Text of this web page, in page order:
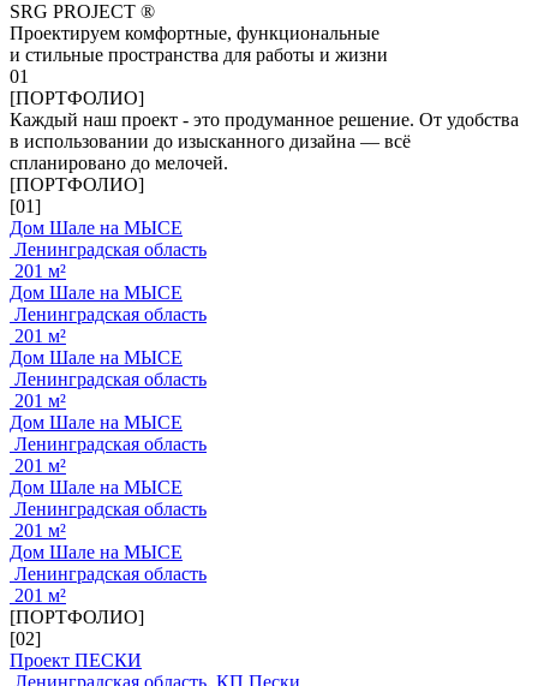
SRG PROJECT ®
Проектируем комфортные, функциональные
и стильные пространства для работы и жизни
01
[ПОРТФОЛИО]
Каждый наш проект - это продуманное решение. От удобства
в использовании до изысканного дизайна — всё
спланировано до мелочей.
[ПОРТФОЛИО]
[01]
Дом Шале на МЫСЕ
Ленинградская область
201 м²
Дом Шале на МЫСЕ
Ленинградская область
201 м²
Дом Шале на МЫСЕ
Ленинградская область
201 м²
Дом Шале на МЫСЕ
Ленинградская область
201 м²
Дом Шале на МЫСЕ
Ленинградская область
201 м²
Дом Шале на МЫСЕ
Ленинградская область
201 м²
[ПОРТФОЛИО]
[02]
Проект ПЕСКИ
Ленинградская область, КП Пески